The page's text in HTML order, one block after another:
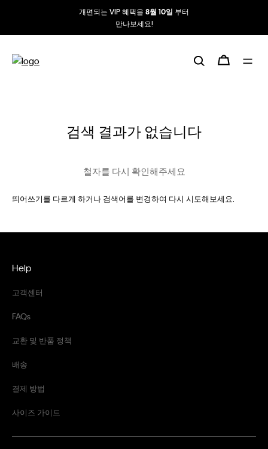
개편되는 VIP 혜택을 8월 10일 부터
만나보세요!
검색 결과가 없습니다
철자를 다시 확인해주세요
띄어쓰기를 다르게 하거나 검색어를 변경하여 다시 시도해보세요.
Help
고객센터
FAQs
교환 및 반품 정책
배송
결제 방법
사이즈 가이드